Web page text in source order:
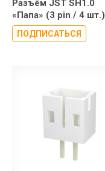
Разъём JST SH1.0
«Папа» (3 pin / 4 шт.)
ПОДПИСАТЬСЯ